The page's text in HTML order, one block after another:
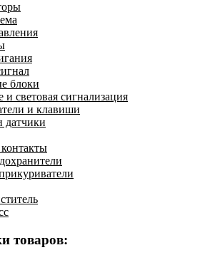
блоки
световая сигнализация
и клавиши
товаров: